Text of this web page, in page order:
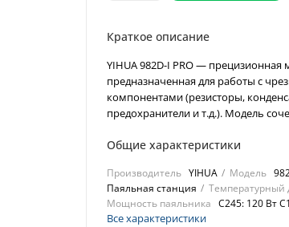
Краткое описание
YIHUA 982D-I PRO — прецизионная
предназначенная для работы с
компонентами (резисторы,
предохранители и т.д.). Модель
Общие характеристики
Производитель YIHUA Модель
Паяльная станция
Температурный
Мощность паяльника C245: 120 Вт
Все характеристики